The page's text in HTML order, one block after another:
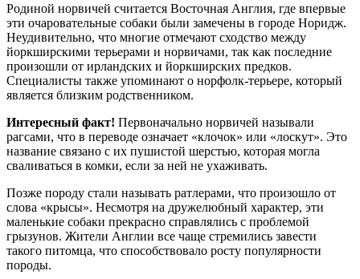
Родиной норвичей считается Восточная Англия, где впервые
эти очаровательные собаки были замечены в городе Норидж.
Неудивительно, что многие отмечают сходство между
йоркширскими терьерами и норвичами, так как последние
произошли от ирландских и йоркширских предков.
Специалисты также упоминают о норфолк-терьере, который
является близким родственником.
Интересный факт! Первоначально норвичей называли
рагсами, что в переводе означает «клочок» или «лоскут». Это
название связано с их пушистой шерстью, которая могла
сваливаться в комки, если за ней не ухаживать.
Позже породу стали называть ратлерами, что произошло от
слова «крысы». Несмотря на дружелюбный характер, эти
маленькие собаки прекрасно справлялись с проблемой
грызунов. Жители Англии все чаще стремились завести
такого питомца, что способствовало росту популярности
породы.